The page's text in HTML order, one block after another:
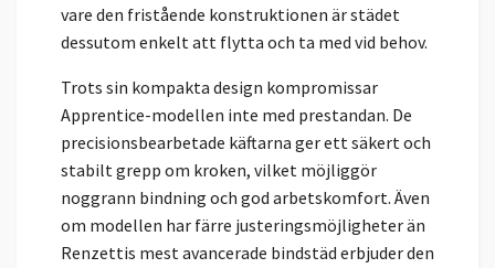
vare den fristående konstruktionen är städet
dessutom enkelt att flytta och ta med vid behov.
Trots sin kompakta design kompromissar
Apprentice-modellen inte med prestandan. De
precisionsbearbetade käftarna ger ett säkert och
stabilt grepp om kroken, vilket möjliggör
noggrann bindning och god arbetskomfort. Även
om modellen har färre justeringsmöjligheter än
Renzettis mest avancerade bindstäd erbjuder den